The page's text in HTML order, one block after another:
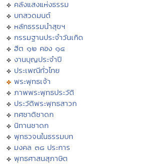
คลังแสงแห่งธรรม
บทสวดมนต์
หลักธรรมนำสุขฯ
กรรมฐานประจำวันเกิด
ฮีต ๑๒ คอง ๑๔
งานบุญประจำปี
ประเพณีทั่วไทย
พระพุทธเจ้า
ภาพพระพุทธประวัติ
ประวัติพระพุทธสาวก
ทศชาติชาดก
นิทานชาดก
พุทธวจนในธรรมบท
มงคล ๓๘ ประการ
พุทธศาสนสุภาษิต